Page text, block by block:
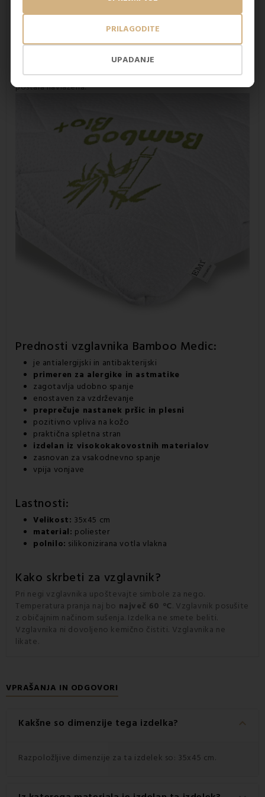
UPADANJE
PRILAGODITE
pozitivno vpliva na kožo, poleg tega pa ščiti človeško telo
pred okužbami z mikrobi. Ne le danevtralizira vonjave,
antialergičenterpreprečuje nastanek
izboljšuje higieno. Med spanjem na vzglavniku
Bamboo Medic se bo vaše telo sprostilo, vaša koža pa bo
postala navlažena.
Prednosti vzglavnika Bamboo Medic:
je antialergijski in antibakterijski
primeren za alergike in astmatike
zagotavlja udobno spanje
enostaven za vzdrževanje
preprečuje nastanek pršic in plesni
pozitivno vpliva na kožo
praktična spletna stran
izdelan iz visokokakovostnih materialov
zasnovan za vsakodnevno spanje
vpija vonjave
Lastnosti:
Velikost: 35x45 cm
material: poliester
polnilo: silikonizirana votla vlakna
Kako skrbeti za vzglavnik?
Pri negi vzglavnika upoštevajte simbole za nego.
Temperatura pranja naj bo največ 60 °C. Vzglavnik posušite
z običajnim načinom sušenja. Izdelka ne smete beliti.
Vzglavnika ni dovoljeno kemično čistiti. Vzglavnika ne
likate.
VPRAŠANJA IN ODGOVORI
Kakšne so dimenzije tega izdelka? keyboard_arrow_down
Razpoložljive dimenzije za ta izdelek so: 35x45 cm.